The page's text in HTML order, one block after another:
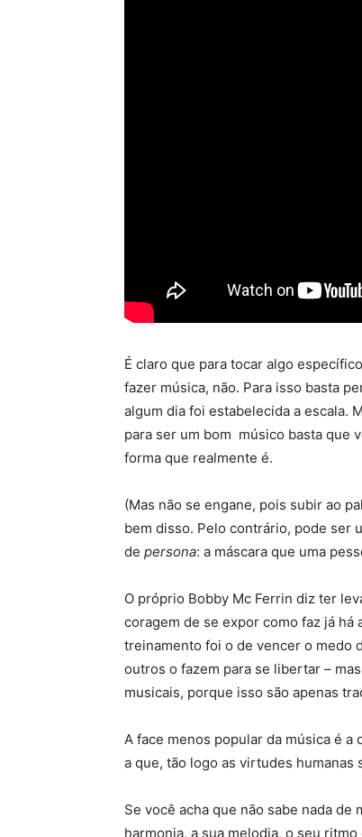
É claro que para tocar algo
fazer música, não. Para isso basta
algum dia foi estabelecida a escala.
para ser um bom músico basta que
forma que realmente é.
(Mas não se engane, pois subir ao
bem disso. Pelo contrário, pode ser
de persona: a máscara que uma
O próprio Bobby Mc Ferrin diz ter
coragem de se expor como faz já
treinamento foi o de vencer o medo
outros o fazem para se libertar –
musicais, porque isso são apenas
A face menos popular da música é
a que, tão logo as virtudes
Se você acha que não sabe nada
harmonia, a sua melodia, o seu